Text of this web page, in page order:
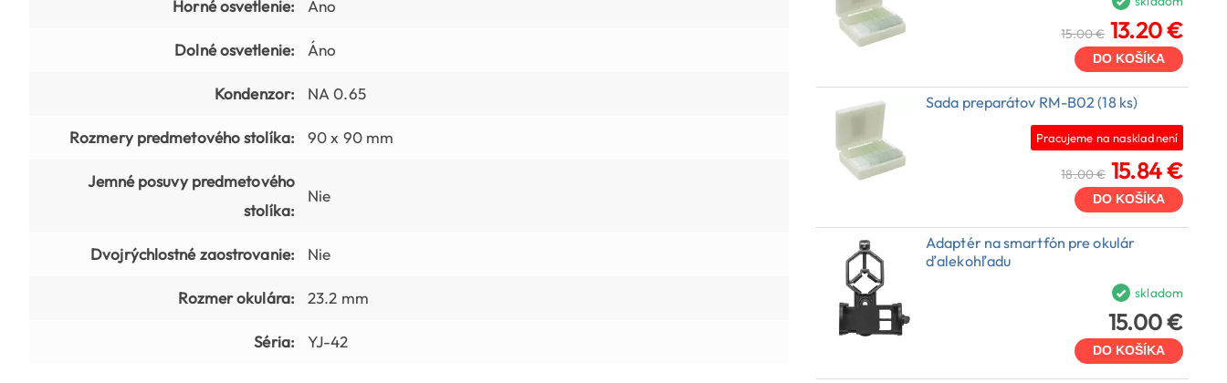
Horné osvetlenie: Áno
Dolné osvetlenie: Áno
Kondenzor: NA 0.65
Rozmery predmetového stolíka: 90 x 90 mm
Jemné posuvy predmetového
stolíka:
Nie
Dvojrýchlostné zaostrovanie: Nie
Rozmer okulára: 23.2 mm
Séria: YJ-42
15.00 € 13.20 €
DO KOŠÍKA
Sada preparátov RM-B02 (18 ks)
Pracujeme na naskladnení
18.00 € 15.84 €
DO KOŠÍKA
Adaptér na smartfón pre okulár
ďalekohľadu
skladom
15.00 €
DO KOŠÍKA